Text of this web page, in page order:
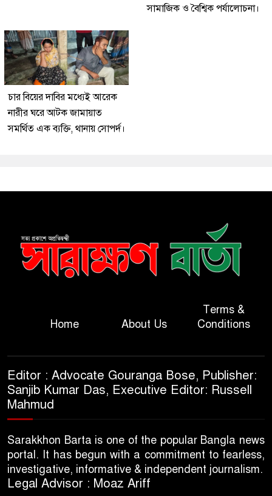
সামাজিক ও বৈশ্বিক পর্যালোচনা।
চার বিয়ের দাবির মধ্যেই আরেক
নারীর ঘরে আটক জামায়াত
সমর্থিত এক ব্যক্তি, থানায় সোপর্দ।
Home About Us
Terms &
Conditions
Editor : Advocate Gouranga Bose, Publisher:
Sanjib Kumar Das, Executive Editor: Russell
Mahmud
Sarakkhon Barta is one of the popular Bangla news
portal. It has begun with a commitment to fearless,
investigative, informative & independent journalism.
Legal Advisor : Moaz Ariff